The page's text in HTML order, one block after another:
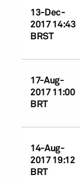
13-Dec-
2017 14:43
BRST
17-Aug-
2017 11:00
BRT
14-Aug-
2017 19:12
BRT